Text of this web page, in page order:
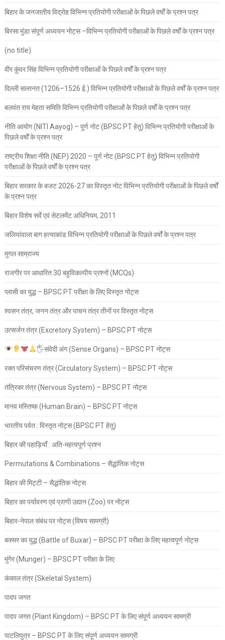
बिहार के जनजातीय विद्रोह विभिन्न प्रतियोगी परीक्षाओं के पिछले वर्षों के प्रश्न पत्र
बिरसा मुंडा संपूर्ण अध्ययन नोट्स –विभिन्न प्रतियोगी परीक्षाओं के पिछले वर्षों के प्रश्न पत्र
(no title)
वीर कुंवर सिंह विभिन्न प्रतियोगी परीक्षाओं के पिछले वर्षों के प्रश्न पत्र
दिल्ली सल्तनत (1206–1526 ई.) विभिन्न प्रतियोगी परीक्षाओं के पिछले वर्षों के प्रश्न पत्र
बलवंत राय मेहता समिति विभिन्न प्रतियोगी परीक्षाओं के पिछले वर्षों के प्रश्न पत्र
नीति आयोग (NITI Aayog) – पूर्ण नोट (BPSC PT हेतु) विभिन्न प्रतियोगी परीक्षाओं के
पिछले वर्षों के प्रश्न पत्र
राष्ट्रीय शिक्षा नीति (NEP) 2020 – पूर्ण नोट (BPSC PT हेतु) विभिन्न प्रतियोगी
परीक्षाओं के पिछले वर्षों के प्रश्न पत्र
बिहार सरकार के बजट 2026-27 का विस्तृत नोट विभिन्न प्रतियोगी परीक्षाओं के पिछले वर्षों
के प्रश्न पत्र
बिहार विशेष सर्वे एवं सेटलमेंट अधिनियम, 2011
जलियांवाला बाग हत्याकांड विभिन्न प्रतियोगी परीक्षाओं के पिछले वर्षों के प्रश्न पत्र
मुगल साम्राज्य
राजगीर पर आधारित 30 बहुविकल्पीय प्रश्नों (MCQs)
प्लासी का युद्ध – BPSC PT परीक्षा के लिए विस्तृत नोट्स
श्वसन तंत्र, जनन तंत्र और पाचन तंत्र तीनों पर विस्तृत नोट्स
उत्सर्जन तंत्र (Excretory System) – BPSC PT नोट्स
🖐संवेदी अंग (Sense Organs) – BPSC PT नोट्स
रक्त परिसंचरण तंत्र (Circulatory System) – BPSC PT नोट्स
तंत्रिका तंत्र (Nervous System) – BPSC PT नोट्स
मानव मस्तिष्क (Human Brain) – BPSC PT नोट्स
भारतीय पर्वत : विस्तृत नोट्स (BPSC PT हेतु)
बिहार की पहाड़ियाँ : अति-महत्वपूर्ण प्रश्न
Permutations & Combinations – सैद्धांतिक नोट्स
बिहार की मिट्टी – सैद्धांतिक नोट्स
बिहार का पर्यावरण एवं प्राणी उद्यान (Zoo) पर नोट्स
बिहार-नेपाल संबंध पर नोट्स (विषय सामग्री)
बक्सर का युद्ध (Battle of Buxar) – BPSC PT परीक्षा के लिए महत्वपूर्ण नोट्स
मुंगेर (Munger) – BPSC PT परीक्षा के लिए
कंकाल तंत्र (Skeletal System)
पादप जगत
पादप जगत (Plant Kingdom) – BPSC PT के लिए संपूर्ण अध्ययन सामग्री
पाटलिपुत्र – BPSC PT के लिए संपूर्ण अध्ययन सामग्री